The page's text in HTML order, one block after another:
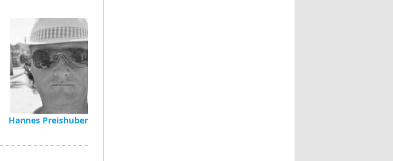
Hannes Preishuber